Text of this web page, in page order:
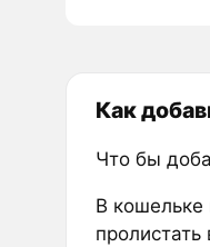
Как
Что бы
В кошельке